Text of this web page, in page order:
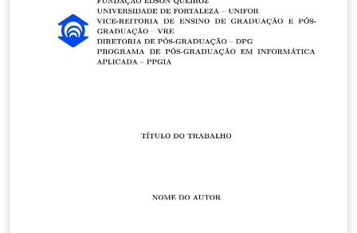
avaliar o impacto na performance dos mesmos. Assim
como, aplicar algoritmos de criptografia na camada de
rede, na tentativa de garantir a segurança dos dados
trocados em um ambiente de Internet das Coisas.
Com isso, foram escolhidas plataformas utilizadas em
provar o impacto na rede e ajudar, através dos dados